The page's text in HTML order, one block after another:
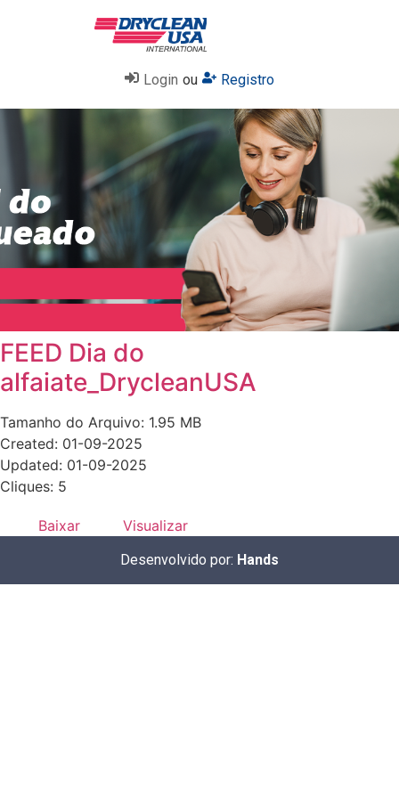
Login ou Registro
FEED Dia do
alfaiate_DrycleanUSA
Tamanho do Arquivo: 1.95 MB
Created: 01-09-2025
Updated: 01-09-2025
Cliques: 5
Baixar Visualizar
Desenvolvido por: Hands